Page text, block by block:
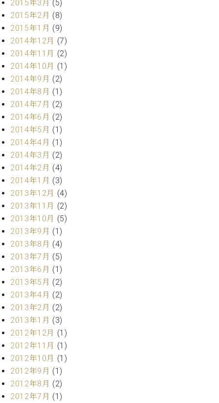
工
房
ブ
ロ
グ
ク
セ
ス
お
問
合
わ
せ
ア
ー
テ
ィ
ト
カ
ス
タ
マ
ー
サ
ー
ビ
ス
(
調
律
)
ア
2015年3月 (5)
2015年2月 (8)
2015年1月 (9)
2014年12月 (7)
2014年11月 (2)
2014年10月 (1)
2014年9月 (2)
2014年8月 (1)
2014年7月 (2)
2014年6月 (2)
2014年5月 (1)
2014年4月 (1)
2014年3月 (2)
2014年2月 (4)
2014年1月 (3)
2013年12月 (4)
2013年11月 (2)
2013年10月 (5)
2013年9月 (1)
2013年8月 (4)
2013年7月 (5)
2013年6月 (1)
2013年5月 (2)
2013年4月 (2)
2013年2月 (2)
2013年1月 (3)
2012年12月 (1)
2012年11月 (1)
2012年10月 (1)
2012年9月 (1)
2012年8月 (2)
2012年7月 (1)